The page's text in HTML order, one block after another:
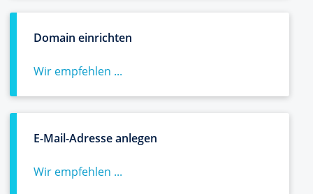
Domain einrichten
Wir empfehlen ...
E-Mail-Adresse anlegen
Wir empfehlen ...